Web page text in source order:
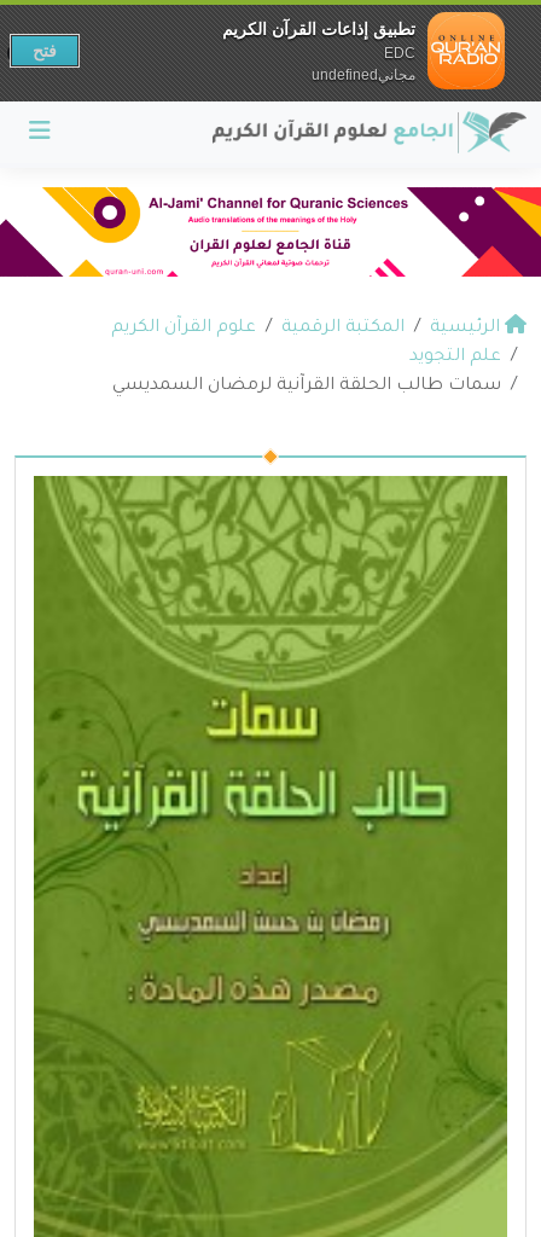
الرئيسية المكتبة الرقمية
علوم القرآن الكريم
علم التجويد
سمات طالب الحلقة القرآنية لرمضان السمديسي
تطبيق إذاعات القرآن الكريم
EDC
مجانيundefined
فتح